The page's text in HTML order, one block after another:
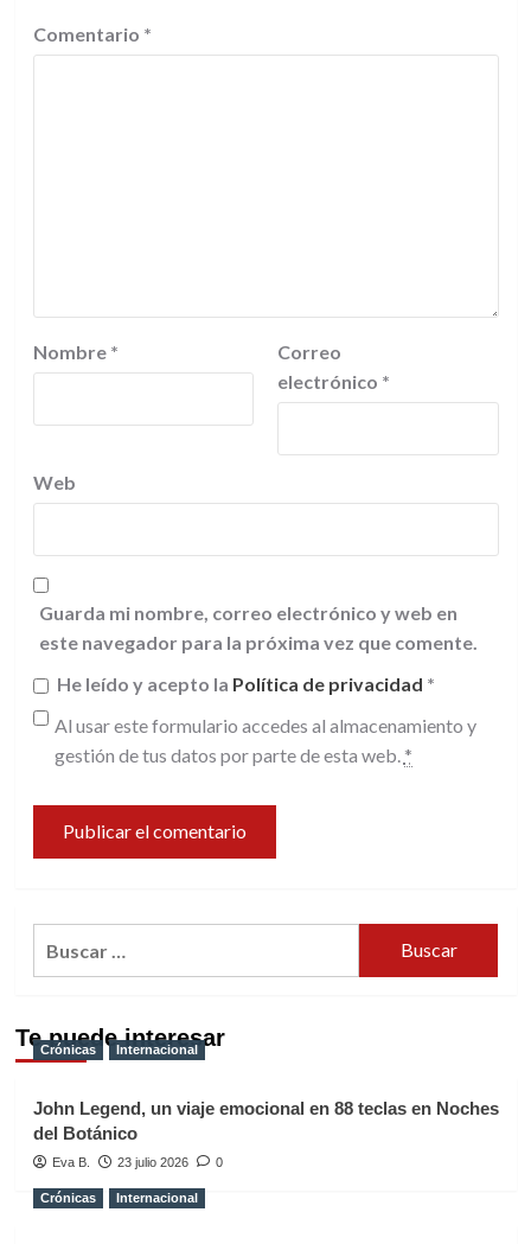
Comentario *
Nombre *
Correo
electrónico *
Web
Guarda mi nombre, correo electrónico y web en
este navegador para la próxima vez que comente.
He leído y acepto la Política de privacidad *
Al usar este formulario accedes al almacenamiento y
gestión de tus datos por parte de esta web. *
Te puede interesar
Crónicas Internacional
John Legend, un viaje emocional en 88 teclas en Noches
del Botánico
Eva B. 23 julio 2026 0
Crónicas Internacional